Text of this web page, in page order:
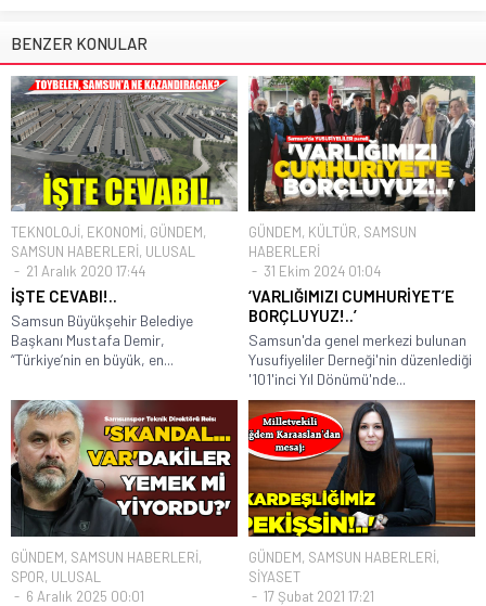
BENZER KONULAR
TEKNOLOJİ, EKONOMİ, GÜNDEM,
SAMSUN HABERLERİ, ULUSAL
21 Aralık 2020 17:44
İŞTE CEVABI!..
Samsun Büyükşehir Belediye
Başkanı Mustafa Demir,
“Türkiye’nin en büyük, en...
GÜNDEM, KÜLTÜR, SAMSUN
HABERLERİ
31 Ekim 2024 01:04
‘VARLIĞIMIZI CUMHURİYET’E
BORÇLUYUZ!..’
Samsun'da genel merkezi bulunan
Yusufiyeliler Derneği'nin düzenlediği
'101'inci Yıl Dönümü'nde...
GÜNDEM, SAMSUN HABERLERİ,
SPOR, ULUSAL
6 Aralık 2025 00:01
GÜNDEM, SAMSUN HABERLERİ,
SİYASET
17 Şubat 2021 17:21